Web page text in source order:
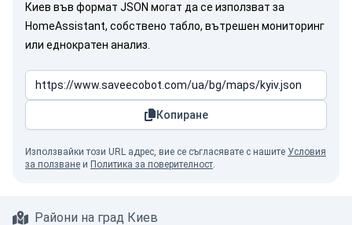
Киев във формат JSON могат да се използват за
HomeAssistant, собствено табло, вътрешен мониторинг
или еднократен анализ.
Копиране
Използвайки този URL адрес, вие се съгласявате с нашите Условия
за ползване и Политика за поверителност.
Райони на град Киев